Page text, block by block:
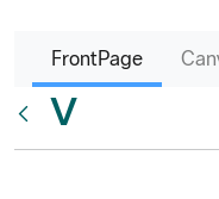
FrontPage
V